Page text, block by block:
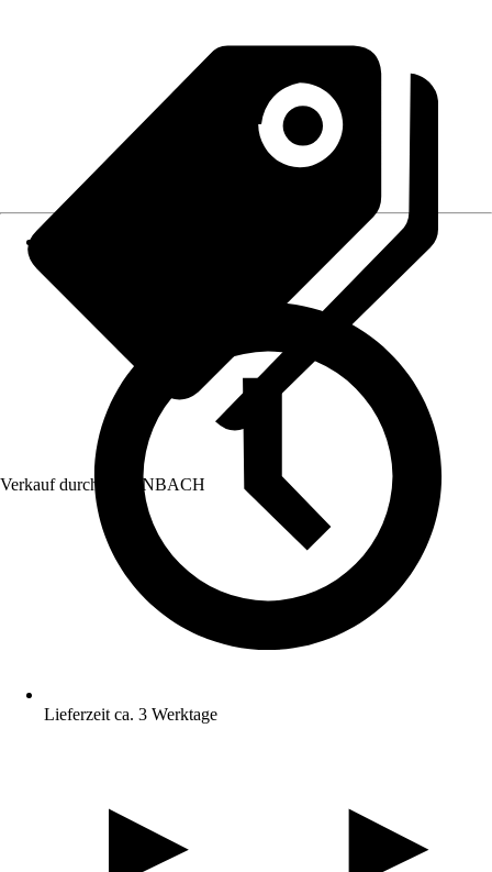
Verkauf durch: HORNBACH
Lieferzeit ca. 3 Werktage